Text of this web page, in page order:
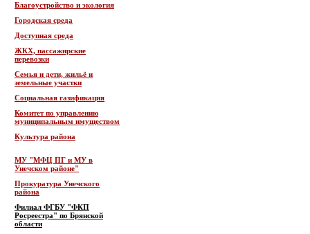
Благоустройство и экология
Городская среда
Доступная среда
ЖКХ, пассажирские
перевозки
Семья и дети, жильё и
земельные участки
Социальная газификация
Комитет по управлению
муниципальным имуществом
Культура района
МУ "МФЦ ПГ и МУ в
Унечском районе"
Прокуратура Унечского
района
Филиал ФГБУ "ФКП
Росреестра" по Брянской
области